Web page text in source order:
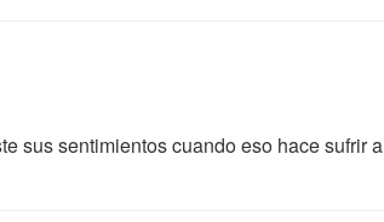
sus sentimientos cuando eso hace sufrir a